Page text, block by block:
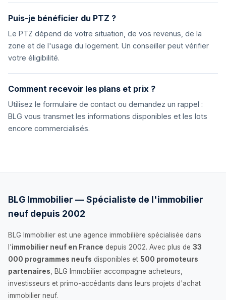
Puis-je bénéficier du PTZ ?
Le PTZ dépend de votre situation, de vos revenus, de la
zone et de l'usage du logement. Un conseiller peut vérifier
votre éligibilité.
Comment recevoir les plans et prix ?
Utilisez le formulaire de contact ou demandez un rappel :
BLG vous transmet les informations disponibles et les lots
encore commercialisés.
BLG Immobilier — Spécialiste de l'immobilier
neuf depuis 2002
BLG Immobilier est une agence immobilière spécialisée dans
l'immobilier neuf en France depuis 2002. Avec plus de 33
000 programmes neufs disponibles et 500 promoteurs
partenaires , BLG Immobilier accompagne acheteurs,
investisseurs et primo-accédants dans leurs projets d'achat
immobilier neuf.